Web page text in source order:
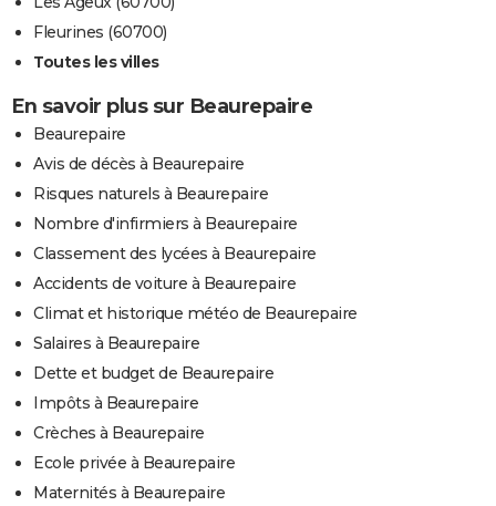
Fleurines (60700)
Toutes les villes
En savoir plus sur Beaurepaire
Beaurepaire
Avis de décès à Beaurepaire
Risques naturels à Beaurepaire
Nombre d'infirmiers à Beaurepaire
Classement des lycées à Beaurepaire
Accidents de voiture à Beaurepaire
Climat et historique météo de Beaurepaire
Salaires à Beaurepaire
Dette et budget de Beaurepaire
Impôts à Beaurepaire
Crèches à Beaurepaire
Ecole privée à Beaurepaire
Maternités à Beaurepaire